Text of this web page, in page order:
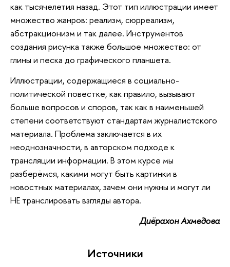
как тысячелетия назад. Этот тип иллюстрации имеет
множество жанров: реализм, сюрреализм,
абстракционизм и так далее. Инструментов
создания рисунка также большое множество: от
глины и песка до графического планшета.
Иллюстрации, содержащиеся в социально-
политической повестке, как правило, вызывают
больше вопросов и споров, так как в наименьшей
степени соответствуют стандартам журналистского
материала. Проблема заключается в их
неоднозначности, в авторском подходе к
трансляции информации. В этом курсе мы
разберёмся, какими могут быть картинки в
новостных материалах, зачем они нужны и могут ли
НЕ транслировать взгляды автора.
Диёрахон Ахмедова
Источники